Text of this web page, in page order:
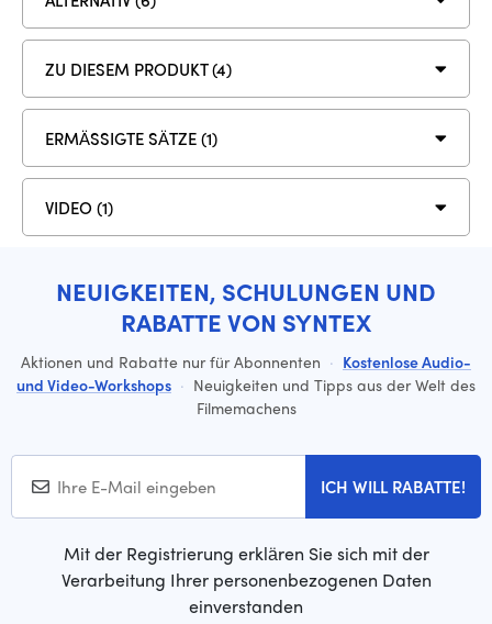
ZU DIESEM PRODUKT (4)
ERMÄSSIGTE SÄTZE (1)
VIDEO (1)
NEUIGKEITEN, SCHULUNGEN UND
RABATTE VON SYNTEX
Aktionen und Rabatte nur für Abonnenten · Kostenlose Audio-
und Video-Workshops · Neuigkeiten und Tipps aus der Welt des
Filmemachens
ICH WILL RABATTE!
Mit der Registrierung erklären Sie sich mit der
Verarbeitung Ihrer personenbezogenen Daten
einverstanden